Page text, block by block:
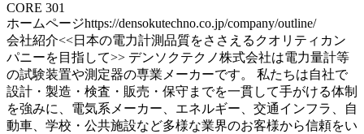
CORE 301
ホームページhttps://densokutechno.co.jp/company/outline/
会社紹介<<日本の電力計測品質をささえるクオリティカン
パニーを目指して>> デンソクテクノ株式会社は電力量計等
の試験装置や測定器の専業メーカーです。 私たちは自社で
設計・製造・検査・販売・保守までを一貫して手がける体制
を強みに、電気系メーカー、エネルギー、交通インフラ、自
動車、学校・公共施設など多様な業界のお客様から信頼をい